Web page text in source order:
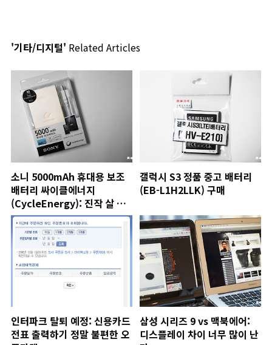
'기타/디지털' Related Articles
소니 5000mAh 휴대용 보조
배터리 싸이클에너지
(CycleEnergy): 진작 살 걸
그랬다
갤럭시 S3 정품 중고 배터리
(EB-L1H2LLK) 구매
인터파크 탈퇴 예정: 신용카드
전표 출력하기 정말 불편한 오
삼성 시리즈 9 vs 맥북에어:
디스플레이 차이 너무 많이 난